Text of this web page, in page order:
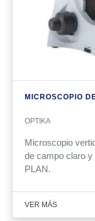
MICROSCOPIO
OPTIKA
Microscopio
de campo claro
PLAN.
VER MÁS